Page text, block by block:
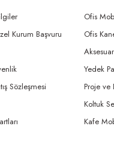
Kurum Başvuru
Sözleşmesi
Ofis
Ofis
Yedek
Proje ve
Koltuk
Kafe